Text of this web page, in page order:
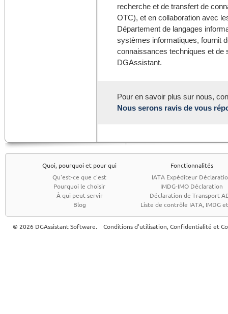
recherche et de transfert de
OTC), et en collaboration avec
Département de langages
systèmes informatiques, fournit
connaissances techniques et de
DGAssistant.
Pour en savoir plus sur nous,
Nous serons ravis de vous
Quoi, pourquoi et pour qui
Qu'est-ce que c'est
Pourquoi le choisir
À qui peut servir
Blog
Fonctionnalités
IATA Expéditeur
IMDG-IMO Déclaration
Déclaration de Transport
Liste de contrôle IATA, IMDG
© 2026 DGAssistant Software. Conditions d'utilisation, Confidentialité et